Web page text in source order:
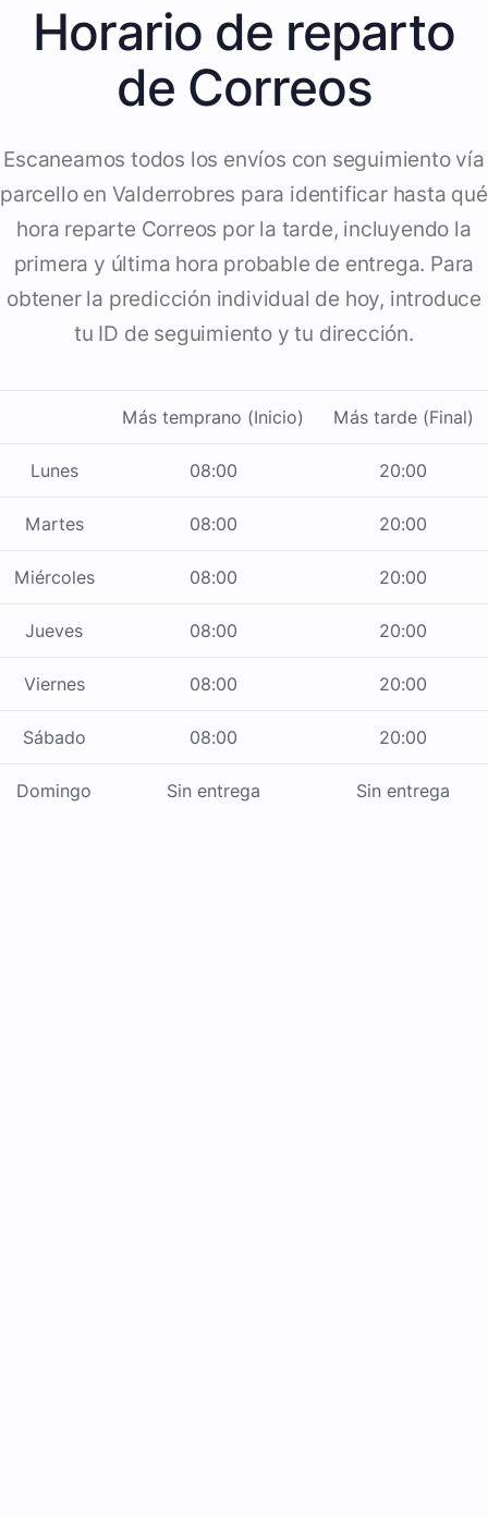
Horario de reparto
de Correos
Escaneamos todos los envíos con seguimiento vía
parcello en Valderrobres para identificar hasta qué
hora reparte Correos por la tarde, incluyendo la
primera y última hora probable de entrega. Para
obtener la predicción individual de hoy, introduce
tu ID de seguimiento y tu dirección.
Más temprano (Inicio) Más tarde (Final)
Lunes 08:00 20:00
Martes 08:00 20:00
Miércoles 08:00 20:00
Jueves 08:00 20:00
Viernes 08:00 20:00
Sábado 08:00 20:00
Domingo Sin entrega Sin entrega